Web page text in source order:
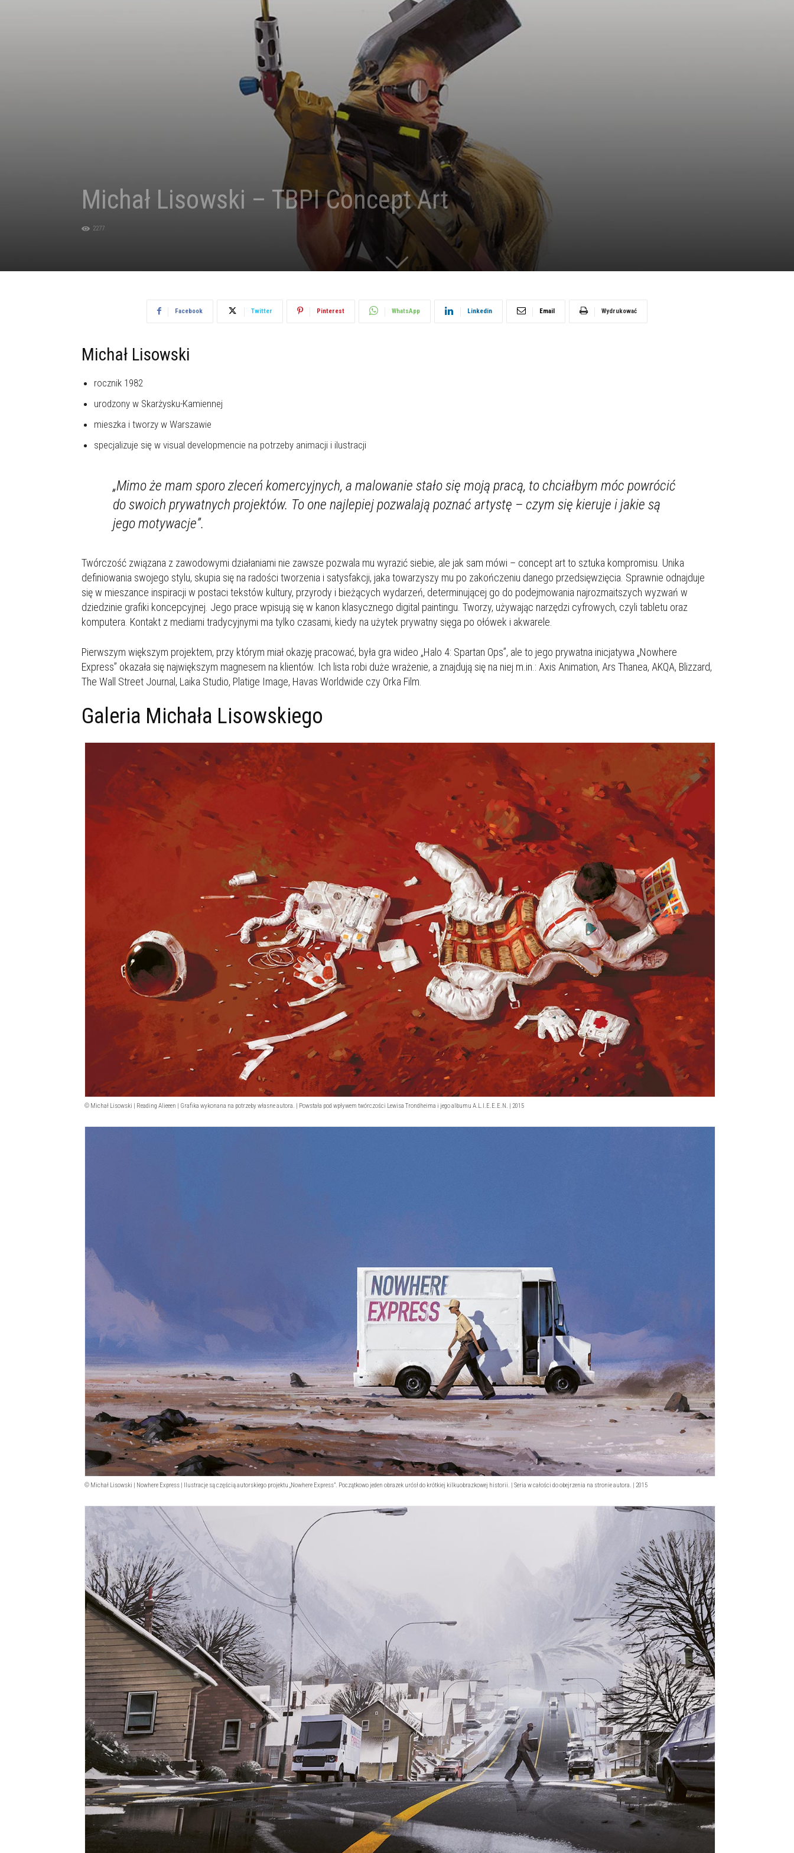
by
{slow}
Michał Lisowski – TBPI Concept Art
2277
Facebook Twitter Pinterest WhatsApp Linkedin Email Wydrukować
Michał Lisowski
rocznik 1982
urodzony w Skarżysku-Kamiennej
mieszka i tworzy w Warszawie
specjalizuje się w visual developmencie na potrzeby animacji i ilustracji
„Mimo że mam sporo zleceń komercyjnych, a malowanie stało się moją pracą, to chciałbym móc powrócić
do swoich prywatnych projektów. To one najlepiej pozwalają poznać artystę – czym się kieruje i jakie są
jego motywacje”.
Twórczość związana z zawodowymi działaniami nie zawsze pozwala mu wyrazić siebie, ale jak sam mówi – concept art to sztuka kompromisu. Unika
definiowania swojego stylu, skupia się na radości tworzenia i satysfakcji, jaka towarzyszy mu po zakończeniu danego przedsięwzięcia. Sprawnie odnajduje
się w mieszance inspiracji w postaci tekstów kultury, przyrody i bieżących wydarzeń, determinującej go do podejmowania najrozmaitszych wyzwań w
dziedzinie grafiki koncepcyjnej. Jego prace wpisują się w kanon klasycznego digital paintingu. Tworzy, używając narzędzi cyfrowych, czyli tabletu oraz
komputera. Kontakt z mediami tradycyjnymi ma tylko czasami, kiedy na użytek prywatny sięga po ołówek i akwarele.
Pierwszym większym projektem, przy którym miał okazję pracować, była gra wideo „Halo 4: Spartan Ops”, ale to jego prywatna inicjatywa „Nowhere
Express” okazała się największym magnesem na klientów. Ich lista robi duże wrażenie, a znajdują się na niej m.in.: Axis Animation, Ars Thanea, AKQA, Blizzard,
The Wall Street Journal, Laika Studio, Platige Image, Havas Worldwide czy Orka Film.
Galeria Michała Lisowskiego
© Michał Lisowski | Reading Alieeen | Grafika wykonana na potrzeby własne autora. | Powstała pod wpływem twórczości Lewisa Trondheima i jego albumu A.L.I.E.E.E.N. | 2015
© Michał Lisowski | Nowhere Express | Ilustracje są częścią autorskiego projektu „Nowhere Express”. Początkowo jeden obrazek urósł do krótkiej kilkuobrazkowej historii. | Seria w całości do obejrzenia na stronie autora. | 2015